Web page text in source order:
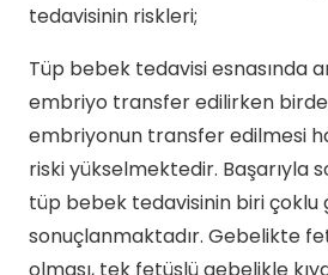
tedavisinin riskleri;
Tüp bebek tedavisi esnasında
embriyo transfer edilirken
embriyonun transfer edilmesi
riski yükselmektedir. Başarıyla
tüp bebek tedavisinin biri çoklu
sonuçlanmaktadır. Gebelikte
olması, tek fetüslü gebelikle